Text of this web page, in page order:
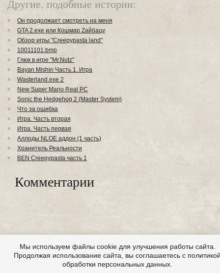
Другие, подобные истории:
Он продолжает смотреть на меня
GTA 2.exe или Кошмар Zайбацу
Обзор игры "Creepypasta land"
10011101.bmp
Глюк в игре "Mr.Nutz"
Bayan Mishin Часть 1. Игра
Wasterland.exe 2
New Super Mario Real PC
Sonic the Hedgehog 2 (Master System)
Что за ошибка
Игра. Часть вторая
Игра. Часть первая
Аллоды NLOE аддон (1 часть)
Хранитель Реальности
BEN Creepypasta часть 1
Комментарии
Мы используем файлы cookie для улучшения работы сайта.
Продолжая использование сайта, вы соглашаетесь с
обработки персональных данных.